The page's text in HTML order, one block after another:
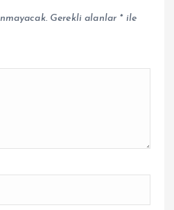
Gerekli alanlar *ile